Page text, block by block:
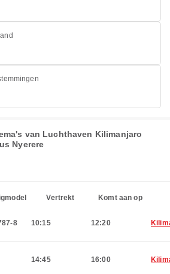
van Luchthaven Kilimanjaro
Nyerere
Vertrekt Komt aan op
8 10:15 12:20
14:45 16:00